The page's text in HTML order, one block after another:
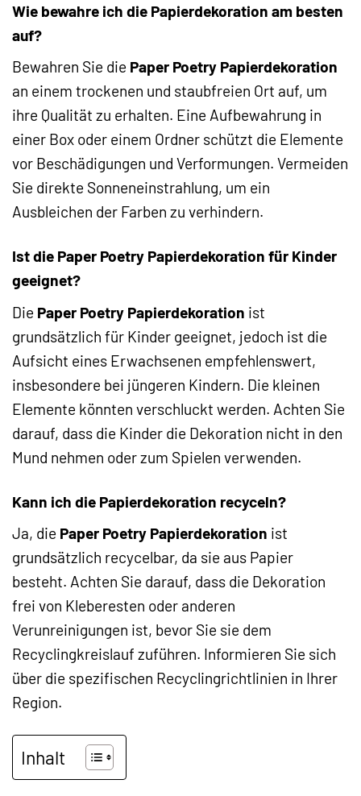
Wie bewahre ich die Papierdekoration am besten
auf?
Bewahren Sie die Paper Poetry Papierdekoration
an einem trockenen und staubfreien Ort auf, um
ihre Qualität zu erhalten. Eine Aufbewahrung in
einer Box oder einem Ordner schützt die Elemente
vor Beschädigungen und Verformungen. Vermeiden
Sie direkte Sonneneinstrahlung, um ein
Ausbleichen der Farben zu verhindern.
Ist die Paper Poetry Papierdekoration für Kinder
geeignet?
Die Paper Poetry Papierdekoration ist
grundsätzlich für Kinder geeignet, jedoch ist die
Aufsicht eines Erwachsenen empfehlenswert,
insbesondere bei jüngeren Kindern. Die kleinen
Elemente könnten verschluckt werden. Achten Sie
darauf, dass die Kinder die Dekoration nicht in den
Mund nehmen oder zum Spielen verwenden.
Kann ich die Papierdekoration recyceln?
Ja, die Paper Poetry Papierdekoration ist
grundsätzlich recycelbar, da sie aus Papier
besteht. Achten Sie darauf, dass die Dekoration
frei von Kleberesten oder anderen
Verunreinigungen ist, bevor Sie sie dem
Recyclingkreislauf zuführen. Informieren Sie sich
über die spezifischen Recyclingrichtlinien in Ihrer
Region.
Inhalt